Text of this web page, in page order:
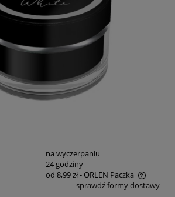
na wyczerpaniu
24 godziny
od 8,99 zł- ORLEN Paczka
ewentualnych kosztów płatnościsprawdź formy dostawy